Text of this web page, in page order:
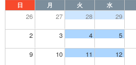
日 月 火 水
26 27 28 29
2 3 4 5
9 10 11 12